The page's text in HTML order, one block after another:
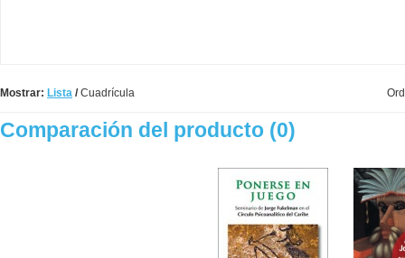
Mostrar: Lista /Cuadrícula
Comparación del producto (0)